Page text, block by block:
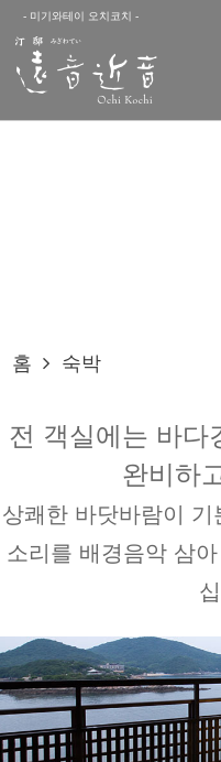
- 미기와테이 오치코치 -
홈 숙박
전 객실에는 바다
완비하
상쾌한 바닷바람이
소리를 배경음악 삼